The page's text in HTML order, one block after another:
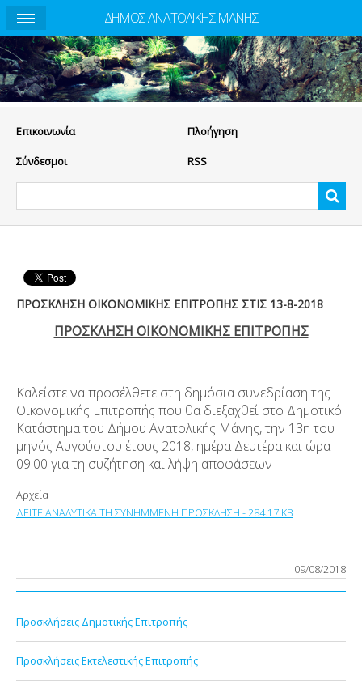
Eπικοινωνία Πλοήγηση
Σύνδεσμοι RSS
ΠΡΟΣΚΛΗΣΗ ΟΙΚΟΝΟΜΙΚΗΣ ΕΠΙΤΡΟΠΗΣ ΣΤΙΣ 13-8-2018
ΠΡΟΣΚΛΗΣΗ ΟΙΚΟΝΟΜΙΚΗΣ ΕΠΙΤΡΟΠΗΣ
Καλείστε να προσέλθετε στη δημόσια συνεδρίαση της
Οικονομικής Επιτροπής που θα διεξαχθεί στο Δημοτικό
Κατάστημα του Δήμου Ανατολικής Μάνης, την 13η του
μηνός Αυγούστου έτους 2018, ημέρα Δευτέρα και ώρα
09:00 για τη συζήτηση και λήψη αποφάσεων
Αρχεία
ΔΕΙΤΕ ΑΝΑΛΥΤΙΚΑ ΤΗ ΣΥΝΗΜΜΕΝΗ ΠΡΟΣΚΛΗΣΗ - 284.17 KB
09/08/2018
Προσκλήσεις Δημοτικής Επιτροπής
Προσκλήσεις Εκτελεστικής Επιτροπής
ΔΗΜΟΣ ΑΝΑΤΟΛΙΚΗΣ ΜΑΝΗΣ